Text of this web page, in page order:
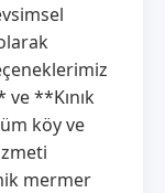
**Kınık
köy ve
mermer